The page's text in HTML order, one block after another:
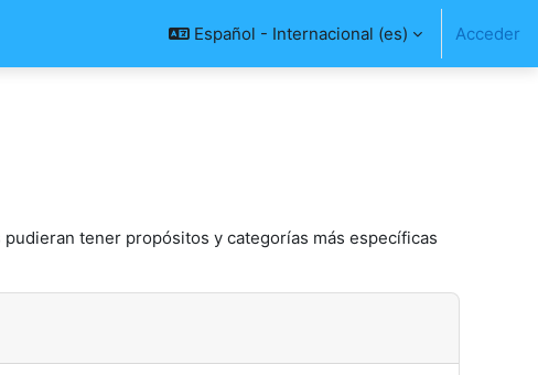
Español - Internacional ‎(es)‎ Acceder
tener propósitos y categorías más específicas